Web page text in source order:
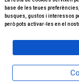
© 2026 Tots els
base de les teues
busques, gustos i interessos
però pots activar-les en el